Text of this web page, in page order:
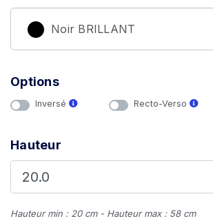
Noir BRILLANT
Options
Inversé Recto-Verso
Hauteur
Hauteur min : 20 cm - Hauteur max : 58 cm